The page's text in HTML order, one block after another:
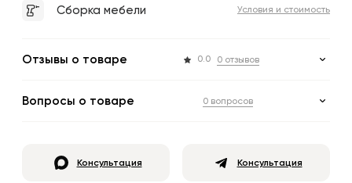
Сборка мебели Условия и стоимость
Отзывы о товаре 0.0 0 отзывов
Вопросы о товаре 0 вопросов
Консультация Консультация